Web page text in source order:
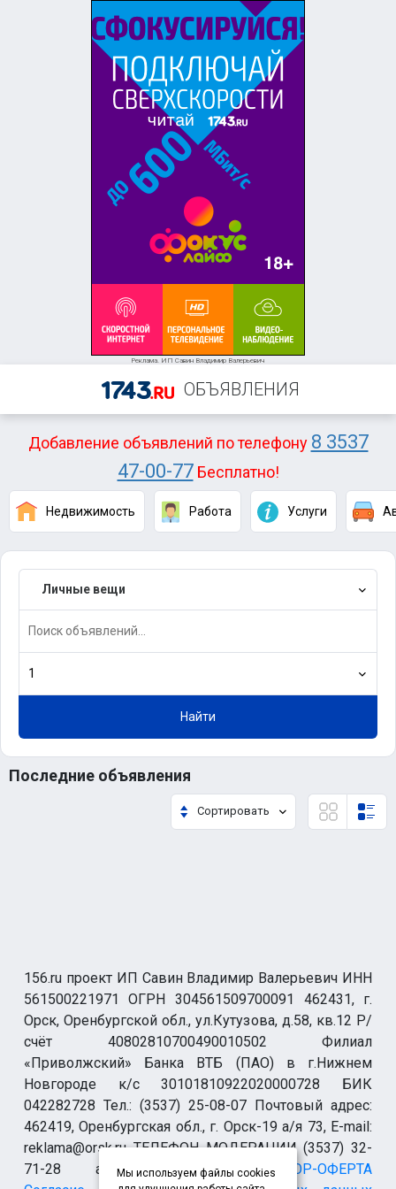
Реклама. ИП Савин Владимир Валерьевич
ОБЪЯВЛЕНИЯ
Добавление объявлений по телефону 8 3537
47-00-77Бесплатно!
Недвижимость Работа Услуги
Личные вещи
1
Найти
Последние объявления
Сортировать
156.ru проект ИП Савин Владимир Валерьевич ИНН
561500221971 ОГРН 304561509700091 462431, г.
Орск, Оренбургской обл., ул.Кутузова, д.58, кв.12 Р/
счёт 40802810700490010502 Филиал
«Приволжский» Банка ВТБ (ПАО) в г.Нижнем
Новгороде к/с 30101810922020000728 БИК
042282728 Тел.: (3537) 25-08-07 Почтовый адрес:
462419, Оренбургская обл., г. Орск-19 а/я 73, E-mail:
reklama@orsk.ru ТЕЛЕФОН МОДЕРАЦИИ (3537) 32-
71-28 allsupport@orsk.ruДОГОВОР-ОФЕРТА
Мы используем файлы cookies